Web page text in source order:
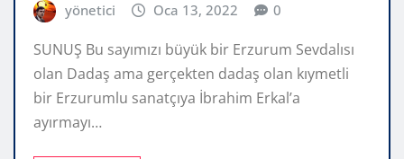
yönetici Oca 13, 2022 0
SUNUŞ Bu sayımızı büyük bir Erzurum Sevdalısı
olan Dadaş ama gerçekten dadaş olan kıymetli
bir Erzurumlu sanatçıya İbrahim Erkal’a
ayırmayı…